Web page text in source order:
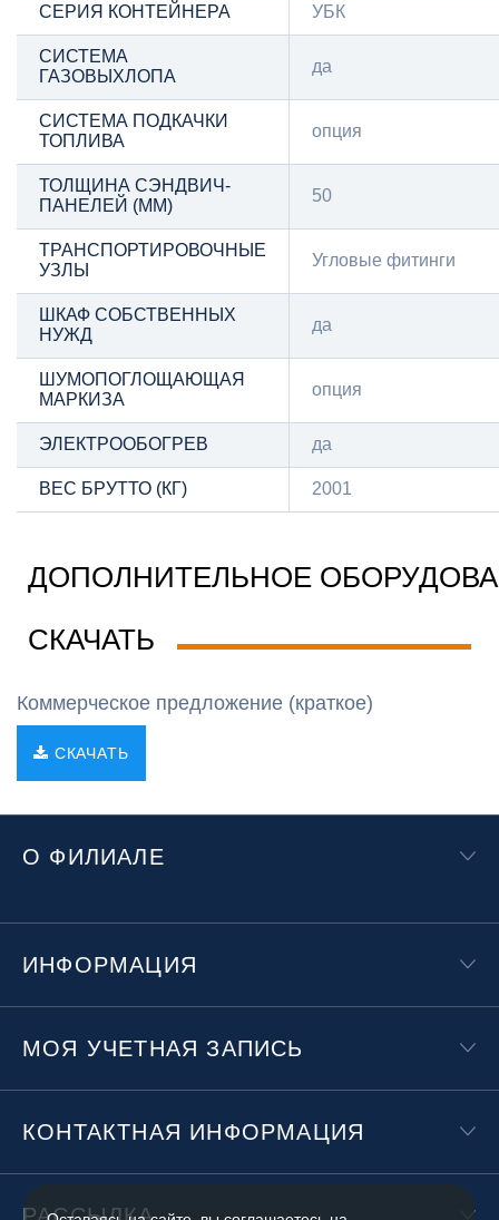
СЕРИЯ КОНТЕЙНЕРА УБК
СИСТЕМА
ГАЗОВЫХЛОПА
да
СИСТЕМА ПОДКАЧКИ
ТОПЛИВА
опция
ТОЛЩИНА СЭНДВИЧ-
ПАНЕЛЕЙ (ММ)
50
ТРАНСПОРТИРОВОЧНЫЕ
УЗЛЫ
Угловые фитинги
ШКАФ СОБСТВЕННЫХ
НУЖД
да
ШУМОПОГЛОЩАЮЩАЯ
МАРКИЗА
опция
ЭЛЕКТРООБОГРЕВ да
ВЕС БРУТТО (КГ) 2001
ДОПОЛНИТЕЛЬНОЕ
СКАЧАТЬ
Коммерческое предложение (краткое)
СКАЧАТЬ
О ФИЛИАЛЕ
ИНФОРМАЦИЯ
МОЯ УЧЕТНАЯ ЗАПИСЬ
КОНТАКТНАЯ ИНФОРМАЦИЯ